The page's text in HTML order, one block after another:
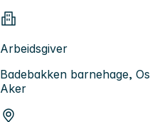
Arbeidsgiver
Badebakken barnehage,
Aker